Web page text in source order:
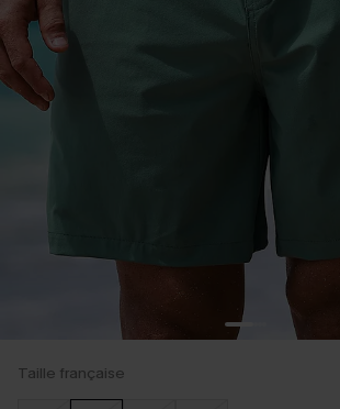
Taille française